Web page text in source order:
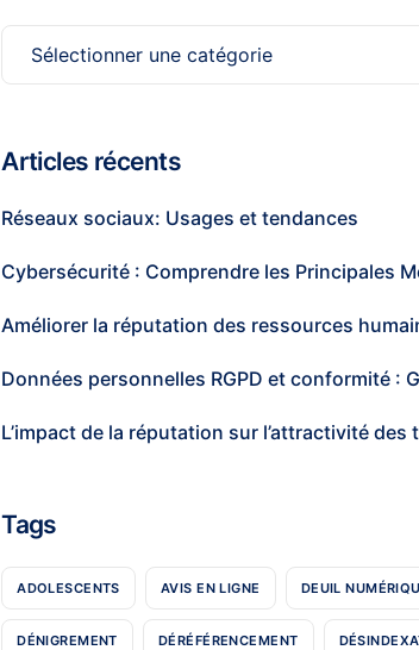
Articles récents
Réseaux sociaux: Usages et tendances
Cybersécurité : Comprendre les Principales
Améliorer la réputation des ressources
Données personnelles RGPD et conformité :
L’impact de la réputation sur l’attractivité
Tags
ADOLESCENTS AVIS EN LIGNE DEUIL
DÉNIGREMENT DÉRÉFÉRENCEMENT